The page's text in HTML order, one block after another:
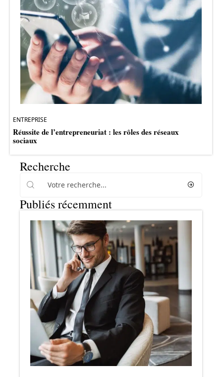
ENTREPRISE
Réussite de l’entrepreneuriat : les rôles des réseaux
sociaux
Recherche
Publiés récemment